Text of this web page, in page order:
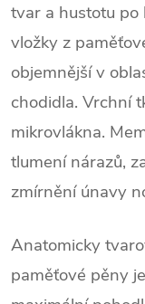
tvar a hustotu po
vložky z
objemnější v
chodidla. Vrchní
mikrovlákna.
tlumení nárazů,
zmírnění únavy
Anatomicky
paměťové pěny